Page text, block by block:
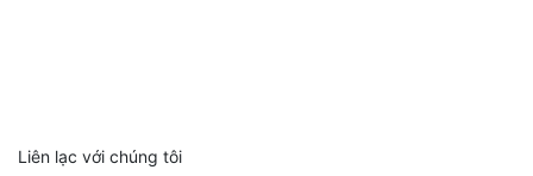
Liên lạc với chúng tôi